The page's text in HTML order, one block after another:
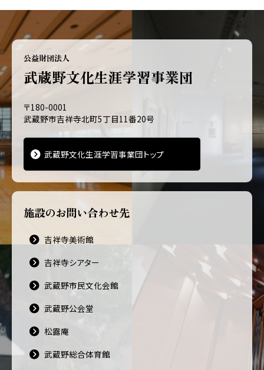
公益財団法人
武蔵野文化生涯学習事業団
〒180-0001
武蔵野市吉祥寺北町5丁目11番20号
武蔵野文化生涯学習事業団トップ
施設のお問い合わせ先
吉祥寺美術館
吉祥寺シアター
武蔵野市民文化会館
武蔵野公会堂
松露庵
武蔵野総合体育館